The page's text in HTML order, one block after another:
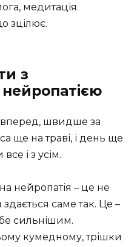
медитація.
зцілює.
з
вперед, швидше за
ще на траві, і день ще
і з усім.
нейропатія – це не
здається саме так. Це –
сильнішим.
кумедному, трішки